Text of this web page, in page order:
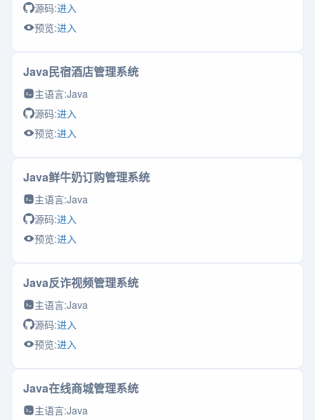
源码:进入
预览:进入
Java民宿酒店管理系统
主语言:Java
源码:进入
预览:进入
Java鲜牛奶订购管理系统
主语言:Java
源码:进入
预览:进入
Java反诈视频管理系统
主语言:Java
源码:进入
预览:进入
Java在线商城管理系统
主语言:Java